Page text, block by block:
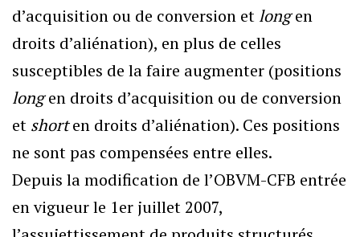
d’acquisition ou de conversion et longen
droits d’aliénation), en plus de celles
susceptibles de la faire augmenter (positions
longen droits d’acquisition ou de conversion
et shorten droits d’aliénation). Ces positions
ne sont pas compensées entre elles.
Depuis la modification de l’OBVM-CFB entrée
en vigueur le 1er juillet 2007,